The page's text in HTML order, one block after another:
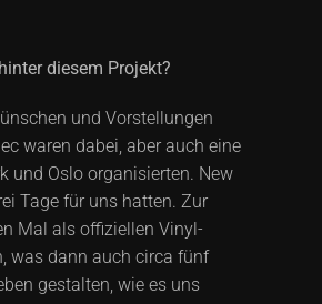
diesem Projekt?
und Vorstellungen
waren dabei, aber auch eine
und Oslo organisierten. New
Tage für uns hatten. Zur
Mal als offiziellen Vinyl-
was dann auch circa fünf
gestalten, wie es uns